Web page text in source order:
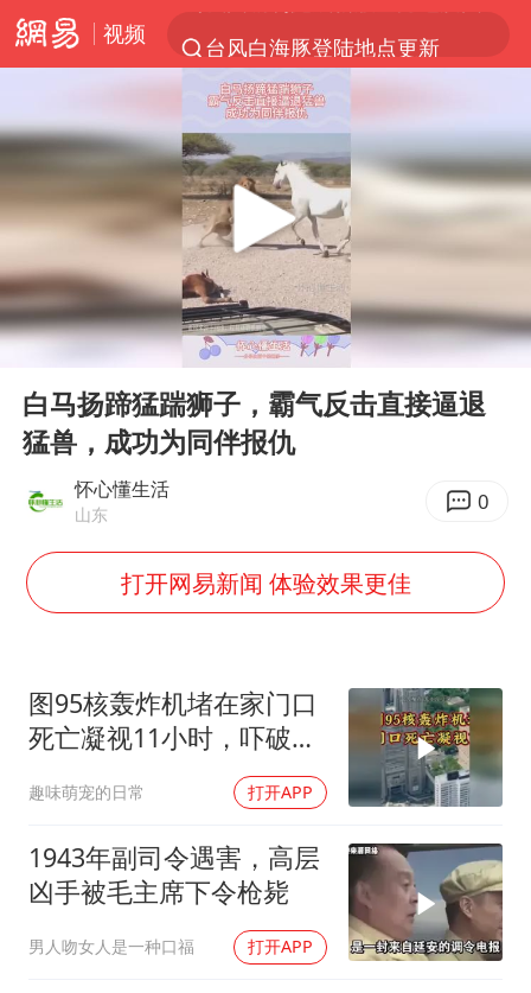
视频
台风白海豚登陆地点更新
看守所辅警收受10万获刑1年
台风白海豚进入48小时警戒线
陈熠被张本美和连扳三局逆转
李亚鹏向地铁吐血女孩捐99999元
多地要求领导干部带头休假
感觉全东北都在等7号
中方回应是否在太平洋海底开采稀土
法国将禁止“未经同意的电话营销”
宇树科技 打新
房主任回应争议
把党建设得更加坚强有力
41岁女子为鼓励女儿考上985研究生
奋进开新局 实干挑大梁
Play
00:00 00:12
白马扬蹄猛踹狮子，霸气反击直接逼退
猛兽，成功为同伴报仇
怀心懂生活
山东 0
打开网易新闻 体验效果更佳
图95核轰炸机堵在家门口
死亡凝视11小时，吓破胆
趣味萌宠的日常 打开APP
1943年副司令遇害，高层
凶手被毛主席下令枪毙
男人吻女人是一种口福 打开APP